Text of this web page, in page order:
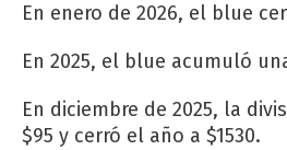
En enero de 2026, el blue
En 2025, el blue acumuló
En diciembre de 2025, la
$95 y cerró el año a $1530.